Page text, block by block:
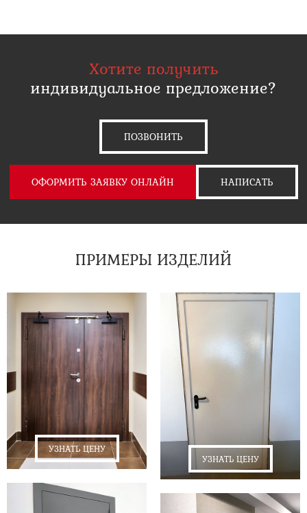
Хотите получить
индивидуальное предложение?
ПОЗВОНИТЬ
ОФОРМИТЬ ЗАЯВКУ ОНЛАЙН НАПИСАТЬ
ПРИМЕРЫ ИЗДЕЛИЙ
УЗНАТЬ ЦЕНУ
УЗНАТЬ ЦЕНУ